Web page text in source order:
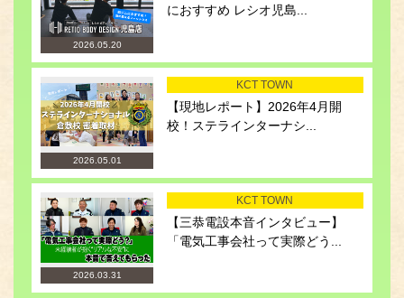
2026.05.20
におすすめ レシオ児島...
2026.05.01
KCT TOWN
【現地レポート】2026年4月開
校！ステラインターナシ...
2026.03.31
KCT TOWN
【三恭電設本音インタビュー】
「電気工事会社って実際どう...